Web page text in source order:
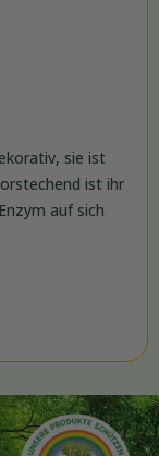
sie ist
ist ihr
auf sich